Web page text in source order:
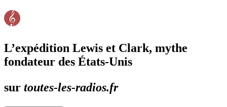
L’expédition Lewis et Clark, mythe
fondateur des États-Unis
sur toutes-les-radios.fr